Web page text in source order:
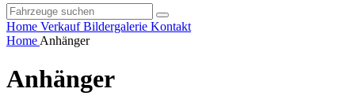
Home Verkauf Bildergalerie Kontakt
Home Anhänger
Anhänger